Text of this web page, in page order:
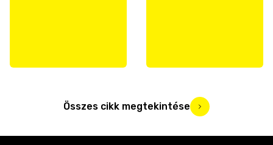
Összes cikk megtekintése